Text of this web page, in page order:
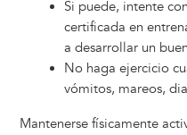
Si puede, intente
certificada en
a desarrollar un
No haga ejercicio
vómitos, mareos,
Mantenerse físicamente